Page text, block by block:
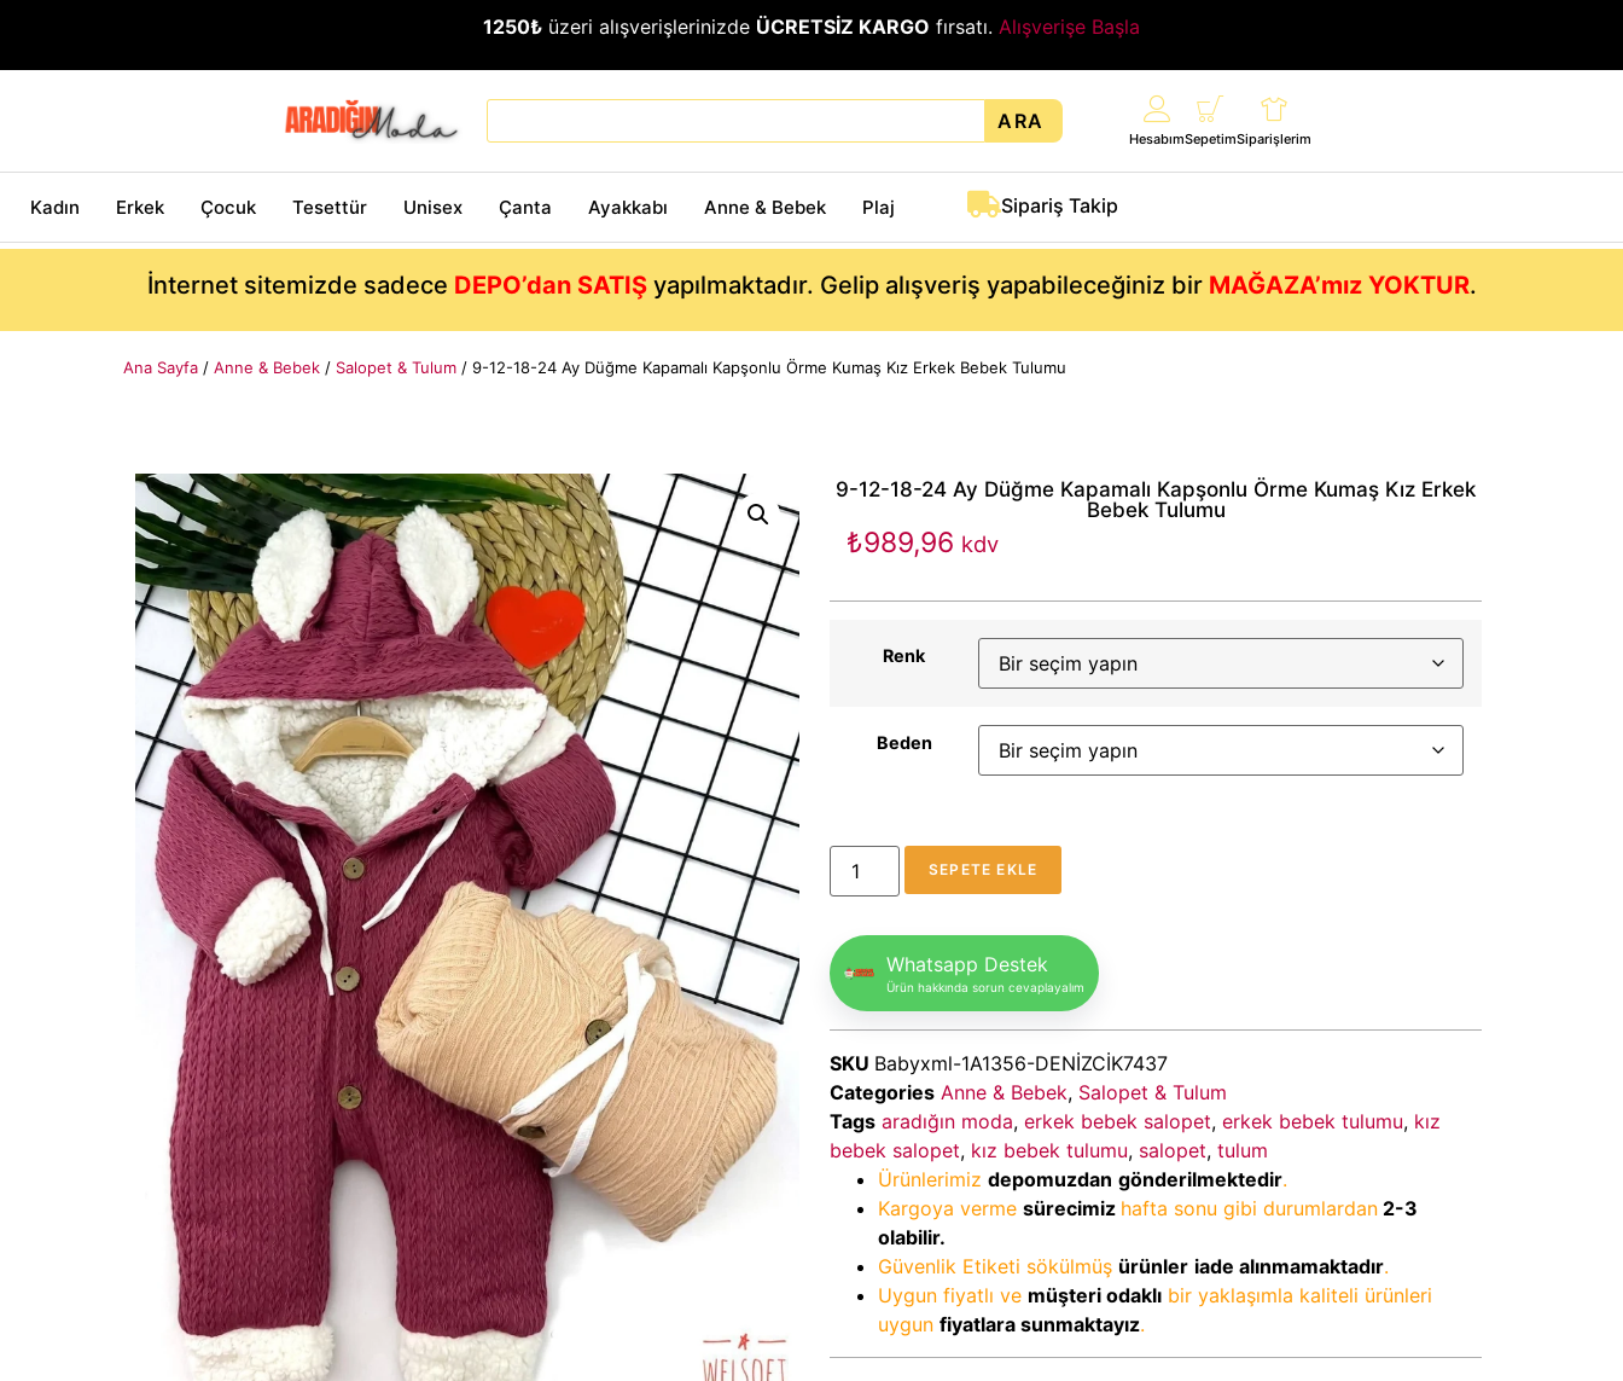
1250₺ üzeri alışverişlerinizde ÜCRETSİZ KARGO fırsatı. Alışverişe Başla
ARA
HesabımSepetimSiparişlerim
Kadın Erkek Çocuk Tesettür Unisex Çanta Ayakkabı Anne & Bebek Plaj Sipariş Takip
İnternet sitemizde sadece DEPO’dan SATIŞyapılmaktadır. Gelip alışveriş yapabileceğiniz bir MAĞAZA’mız YOKTUR.
Ana Sayfa / Anne & Bebek / Salopet & Tulum / 9-12-18-24 Ay Düğme Kapamalı Kapşonlu Örme Kumaş Kız Erkek Bebek Tulumu
9-12-18-24 Ay Düğme Kapamalı Kapşonlu Örme Kumaş Kız Erkek
Bebek Tulumu
₺989,96 kdv
Renk
Beden
SEPETE EKLE
Whatsapp Destek
Ürün hakkında sorun cevaplayalım
SKU Babyxml-1A1356-DENİZCİK7437
Categories Anne & Bebek, Salopet & Tulum
Tags aradığın moda, erkek bebek salopet, erkek bebek tulumu, kız
bebek salopet, kız bebek tulumu, salopet, tulum
Ürünlerimiz depomuzdan gönderilmektedir.
Kargoya verme sürecimiz hafta sonu gibi durumlardan 2-3
olabilir.
Güvenlik Etiketi sökülmüş ürünler iade alınmamaktadır.
Uygun fiyatlı ve müşteri odaklı bir yaklaşımla kaliteli ürünleri
uygun fiyatlara sunmaktayız.